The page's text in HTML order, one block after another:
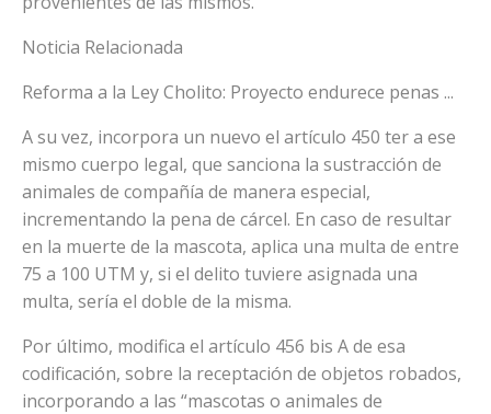
Noticia Relacionada
Reforma a la Ley Cholito: Proyecto endurece penas ...
A su vez, incorpora un nuevo el artículo 450 ter a ese
mismo cuerpo legal, que sanciona la sustracción de
animales de compañía de manera especial,
incrementando la pena de cárcel. En caso de resultar
en la muerte de la mascota, aplica una multa de entre
75 a 100 UTM y, si el delito tuviere asignada una
multa, sería el doble de la misma.
Por último, modifica el artículo 456 bis A de esa
codificación, sobre la receptación de objetos robados,
incorporando a las “mascotas o animales de